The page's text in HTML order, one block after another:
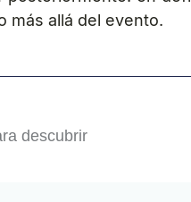
más allá del evento.
descubrir